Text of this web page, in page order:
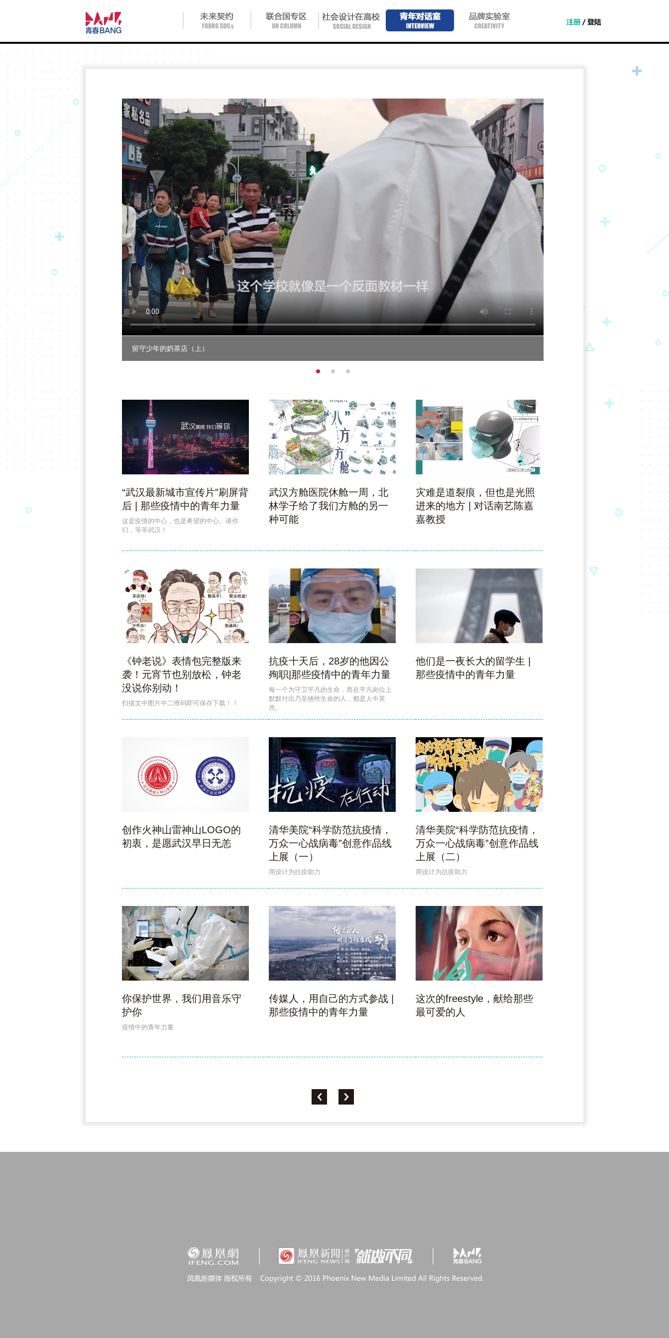
留守少年的奶茶店（上） 留守少年的奶茶店（下）
“武汉最新城市宣传片”刷屏背
后 | 那些疫情中的青年力量
这是疫情的中心，也是希望的中心。请你
们，等等武汉！
武汉方舱医院休舱一周，北
林学子给了我们方舱的另一
种可能
灾难是道裂痕，但也是光照
进来的地方 | 对话南艺陈嘉
嘉教授
《钟老说》表情包完整版来
袭！元宵节也别放松，钟老
没说你别动！
扫描文中图片中二维码即可保存下载！！
抗疫十天后，28岁的他因公
殉职|那些疫情中的青年力量
每一个为守卫平凡的生命，而在平凡岗位上
默默付出乃至牺牲生命的人，都是人中英
杰。
他们是一夜长大的留学生 |
那些疫情中的青年力量
创作火神山雷神山LOGO的
初衷，是愿武汉早日无恙
清华美院“科学防范抗疫情，
万众一心战病毒”创意作品线
上展（一）
用设计为抗疫助力
清华美院“科学防范抗疫情，
万众一心战病毒”创意作品线
上展（二）
用设计为抗疫助力
你保护世界，我们用音乐守
护你
疫情中的青年力量
传媒人，用自己的方式参战 |
那些疫情中的青年力量
这次的freestyle，献给那些
最可爱的人
奋战三天两夜，川美速度跑